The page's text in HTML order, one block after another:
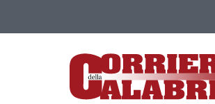
Lamezia Terme (CZ)
responsabile Paola Militano |Privacy